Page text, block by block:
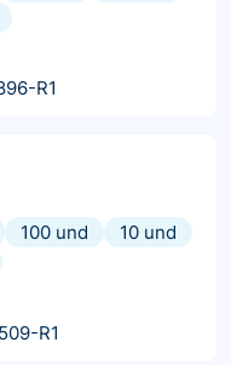
R1
100 und
10 und
R1